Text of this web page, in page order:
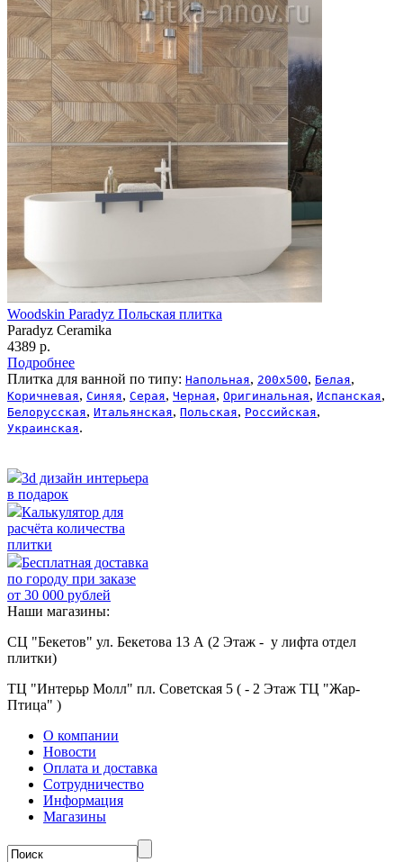
Woodskin Paradyz Польская плитка
Paradyz Сeramika
4389 р.
Подробнее
Плитка для ванной по типу: Напольная, 200х500, Белая,
Коричневая, Синяя, Серая, Черная, Оригинальная, Испанская,
Белорусская, Итальянская, Польская, Российская,
Украинская.
3d дизайн интерьера
в подарок
Калькулятор для
расчёта количества
плитки
Бесплатная доставка
по городу при заказе
от 30 000 рублей
Наши магазины:
СЦ "Бекетов" ул. Бекетова 13 А (2 Этаж - у лифта отдел
плитки)
ТЦ "Интерьр Молл" пл. Советская 5 ( - 2 Этаж ТЦ "Жар-
Птица" )
О компании
Новости
Оплата и доставка
Сотрудничество
Информация
Магазины